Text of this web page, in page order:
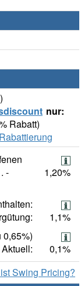
nur:
Rabatt)
-
1,20%
1,1%
0,1%
Swing Pricing?